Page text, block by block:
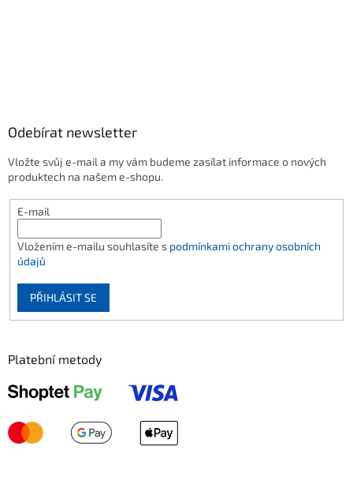
Odebírat newsletter
Vložte svůj e-mail a my vám budeme zasílat informace o nových
produktech na našem e-shopu.
E-mail
Vložením e-mailu souhlasíte s podmínkami ochrany osobních
údajů
PŘIHLÁSIT SE
Platební metody